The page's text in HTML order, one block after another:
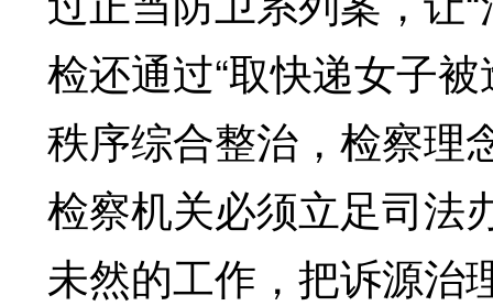
检还通过“取快递女子
秩序综合整治，检察理
检察机关必须立足司法
未然的工作，把诉源治